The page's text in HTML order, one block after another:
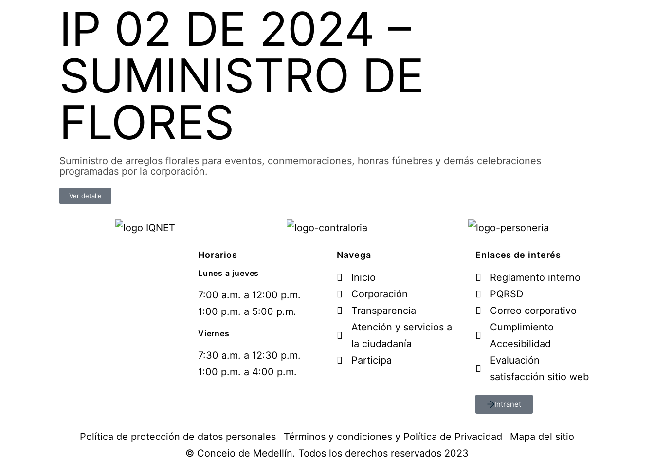
IP 02 DE 2024 –
SUMINISTRO DE
FLORES
Suministro de arreglos florales para eventos, conmemoraciones, honras fúnebres y demás celebraciones
programadas por la corporación.
Ver detalle
Horarios
Lunes a jueves
7:00 a.m. a 12:00 p.m.
1:00 p.m. a 5:00 p.m.
Viernes
7:30 a.m. a 12:30 p.m.
1:00 p.m. a 4:00 p.m.
Navega
Inicio
Corporación
Transparencia
Atención y servicios a
la ciudadanía
Participa
Enlaces de interés
Reglamento interno
PQRSD
Correo corporativo
Cumplimiento
Accesibilidad
Evaluación
satisfacción sitio web
Intranet
Política de protección de datos personales Términos y condiciones y Política de Privacidad
Mapa del sitio
© Concejo de Medellín. Todos los derechos reservados 2023